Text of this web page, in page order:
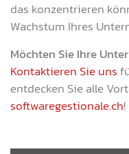
das konzentrieren
Wachstum Ihres
Möchten Sie Ihre
Kontaktieren Sie uns
entdecken Sie alle
softwaregestionale.ch!